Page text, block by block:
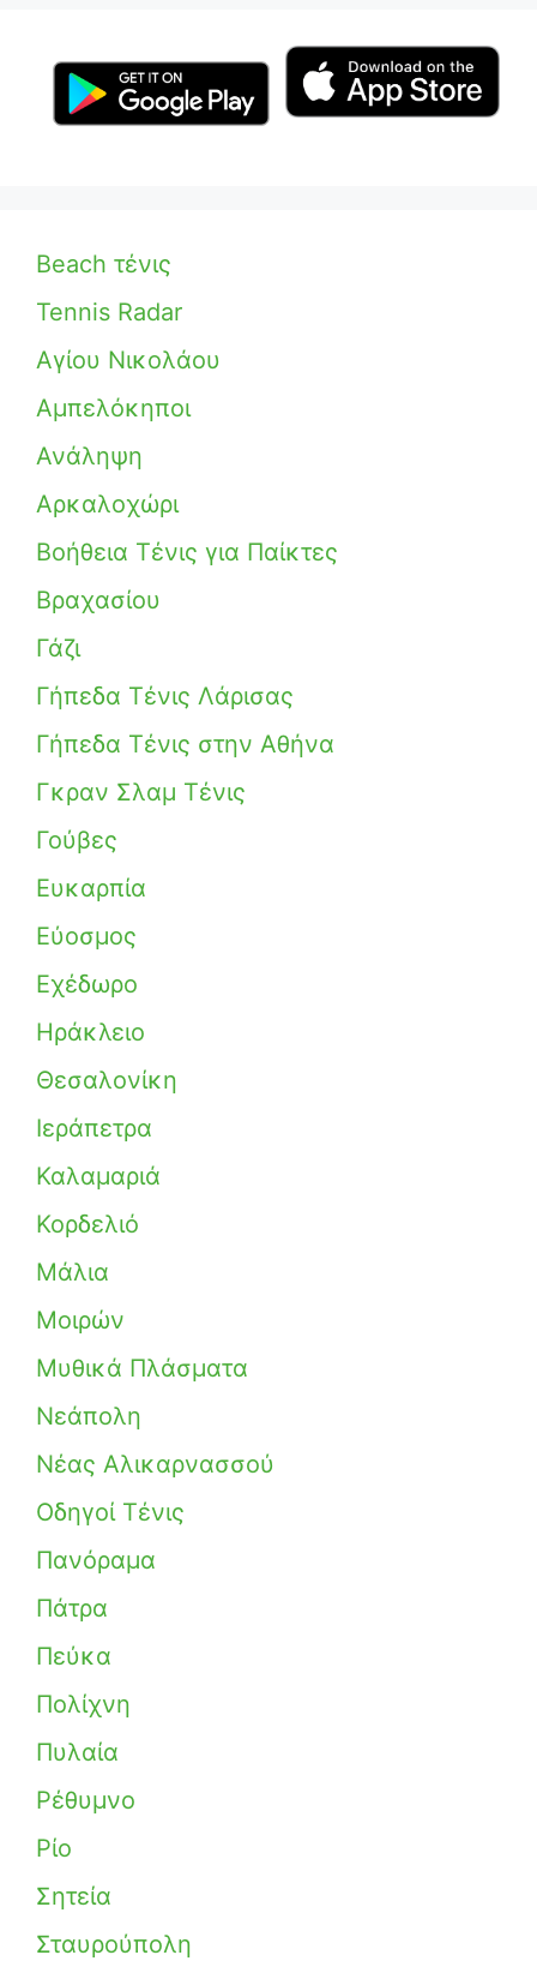
Beach τένις
Tennis Radar
Αγίου Νικολάου
Αμπελόκηποι
Ανάληψη
Αρκαλοχώρι
Βοήθεια Τένις για Παίκτες
Βραχασίου
Γάζι
Γήπεδα Τένις Λάρισας
Γήπεδα Τένις στην Αθήνα
Γκραν Σλαμ Τένις
Γούβες
Ευκαρπία
Εύοσμος
Εχέδωρο
Ηράκλειο
Θεσαλονίκη
Ιεράπετρα
Καλαμαριά
Κορδελιό
Μάλια
Μοιρών
Μυθικά Πλάσματα
Νεάπολη
Νέας Αλικαρνασσού
Οδηγοί Τένις
Πανόραμα
Πάτρα
Πεύκα
Πολίχνη
Πυλαία
Ρέθυμνο
Ρίο
Σητεία
Σταυρούπολη